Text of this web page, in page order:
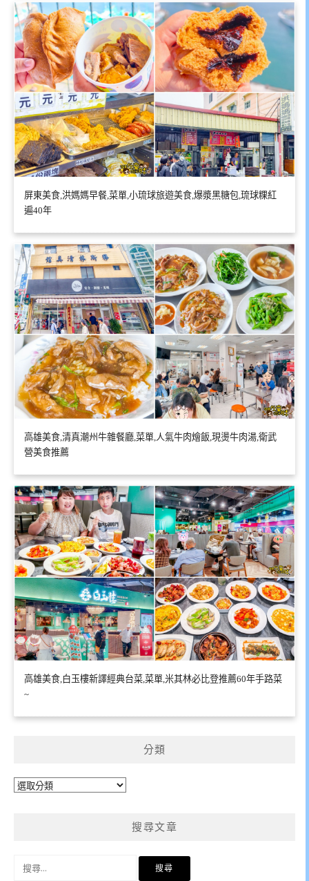
屏東美食,洪媽媽早餐,菜單,小琉球旅遊美食,爆漿黑糖包,琉球粿紅
遍40年
高雄美食,清真潮州牛雜餐廳,菜單,人氣牛肉燴飯,現燙牛肉湯,衛武
營美食推薦
高雄美食,白玉樓新譯經典台菜,菜單,米其林必比登推薦60年手路菜
~
分類
分
搜尋文章